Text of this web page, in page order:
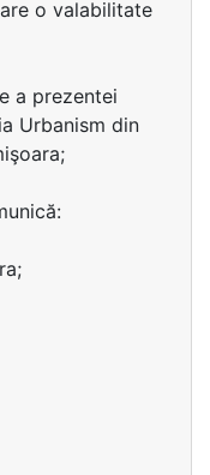
o valabilitate
a prezentei
Urbanism din